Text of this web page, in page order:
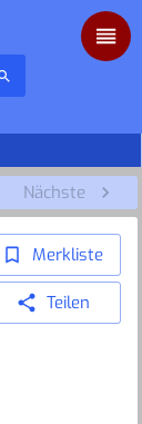
Nächste
Merkliste
Teilen